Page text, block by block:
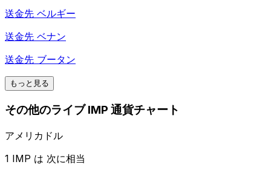
送金先 ベルギー
送金先 ベナン
送金先 ブータン
もっと見る
その他のライブ IMP 通貨チャート
アメリカドル
1 IMP は 次に相当